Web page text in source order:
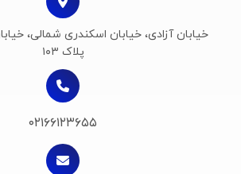
خیابان آزادی، خیابان اسکندری شمالی،
پلاک ۱۰۳
۰۲۱۶۶۱۲۳۶۵۵